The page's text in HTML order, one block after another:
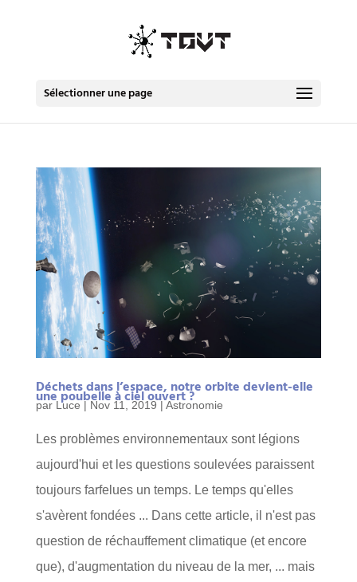
Sélectionner une page
Déchets dans l’espace, notre orbite devient-elle
une poubelle à ciel ouvert ?
par Luce | Nov 11, 2019 | Astronomie
Les problèmes environnementaux sont légions
aujourd'hui et les questions soulevées paraissent
toujours farfelues un temps. Le temps qu'elles
s'avèrent fondées ... Dans cette article, il n'est pas
question de réchauffement climatique (et encore
que), d'augmentation du niveau de la mer, ... mais